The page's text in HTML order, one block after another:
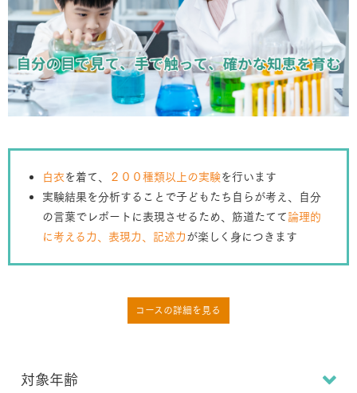
白衣 を着て、 ２００種類以上の実験を行います
実験結果を分析することで子どもたち自らが考え、自分
の言葉でレポートに表現させるため、筋道たてて論理的
に考える力、表現力、記述力 が楽しく身につきます
コースの詳細を見る
対象年齢